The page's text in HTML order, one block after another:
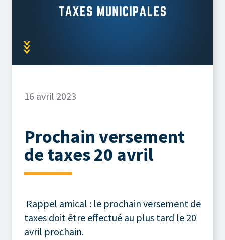
16 avril 2023
Prochain versement
de taxes 20 avril
Rappel amical : le prochain versement de
taxes doit être effectué au plus tard le 20
avril prochain.